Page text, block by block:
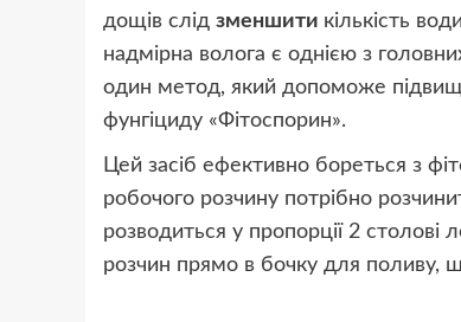
дощів слід зменшити кількість
надмірна волога є однією з
один метод, який допоможе
фунгіциду «Фітоспорин».
Цей засіб ефективно бореться з
робочого розчину потрібно
розводиться у пропорції 2
розчин прямо в бочку для поливу,